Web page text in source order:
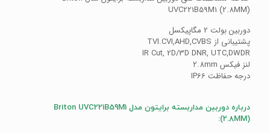
UVC221B59M1 (2.8MM)
دوربین بولت 2 مگاپیکسل
پشتیبانی از TVI.CVI,AHD,CVBS
IR Cut, 2D/3D DNR, UTC,DWDR
لنز فیکس 2.8mm
درجه حفاظت IP66
درباره دوربین مداربسته برایتون مدل Briton UVC221B59M1
(2.8MM):